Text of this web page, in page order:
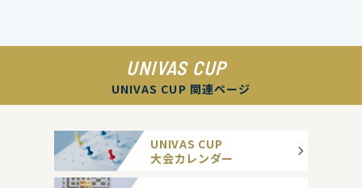
UNIVAS CUP
UNIVAS CUP 関連ページ
UNIVAS CUP
大会カレンダー